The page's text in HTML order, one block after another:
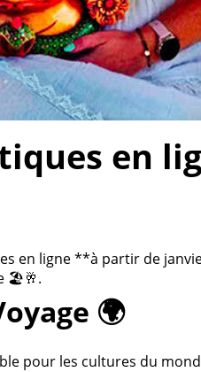
en
en ligne **à partir de
🏖️🥂.
🌍
pour les cultures du